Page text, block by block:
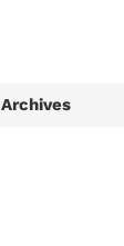
Archives